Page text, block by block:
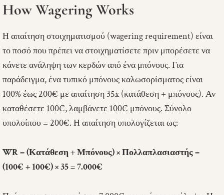
How Wagering Works
Η απαίτηση στοιχηματισμού (wagering requirement) είναι
το ποσό που πρέπει να στοιχηματίσετε πριν μπορέσετε να
κάνετε ανάληψη των κερδών από ένα μπόνους. Για
παράδειγμα, ένα τυπικό μπόνους καλωσορίσματος είναι
100% έως 200€ με απαίτηση 35x (κατάθεση + μπόνους). Αν
καταθέσετε 100€, λαμβάνετε 100€ μπόνους. Σύνολο
υπολοίπου = 200€. Η απαίτηση υπολογίζεται ως:
WR = (Κατάθεση + Μπόνους) × Πολλαπλασιαστής =
(100€ + 100€) × 35 = 7.000€